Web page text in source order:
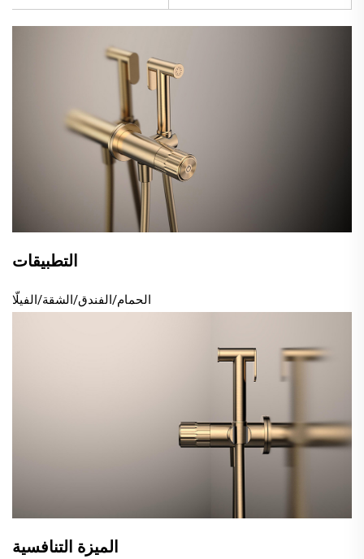
التطبيقات
الحمام/الفندق/الشقة/الفيلّا
الميزة التنافسية